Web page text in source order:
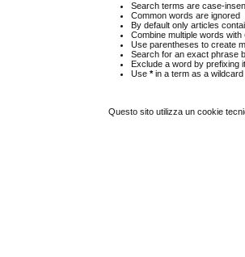
Search terms are case-
Common words are ignored
By default only articles
Combine multiple words with
Use parentheses to create
Search for an exact phrase
Exclude a word by prefixing
Use*in a term as a
Questo sito utilizza un cookie